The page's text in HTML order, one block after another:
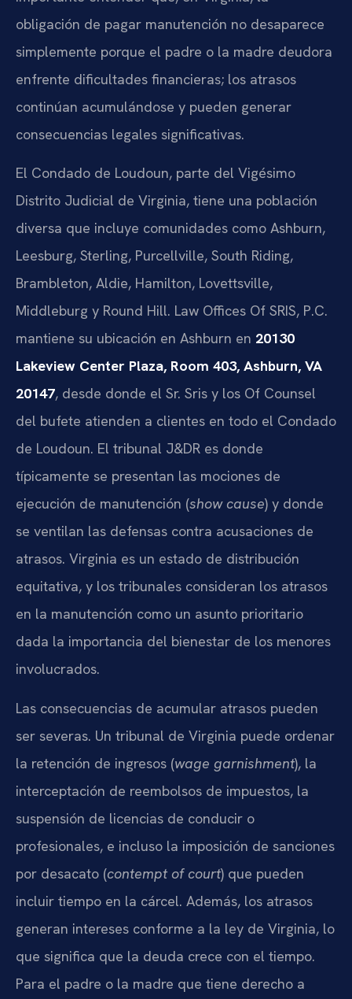
obligación de pagar manutención no desaparece
simplemente porque el padre o la madre deudora
enfrente dificultades financieras; los atrasos
continúan acumulándose y pueden generar
consecuencias legales significativas.
El Condado de Loudoun, parte del Vigésimo
Distrito Judicial de Virginia, tiene una población
diversa que incluye comunidades como Ashburn,
Leesburg, Sterling, Purcellville, South Riding,
Brambleton, Aldie, Hamilton, Lovettsville,
Middleburg y Round Hill. Law Offices Of SRIS, P.C.
mantiene su ubicación en Ashburn en 20130
Lakeview Center Plaza, Room 403, Ashburn, VA
20147, desde donde el Sr. Sris y los Of Counsel
del bufete atienden a clientes en todo el Condado
de Loudoun. El tribunal J&DR es donde
típicamente se presentan las mociones de
ejecución de manutención (show cause) y donde
se ventilan las defensas contra acusaciones de
atrasos. Virginia es un estado de distribución
equitativa, y los tribunales consideran los atrasos
en la manutención como un asunto prioritario
dada la importancia del bienestar de los menores
involucrados.
Las consecuencias de acumular atrasos pueden
ser severas. Un tribunal de Virginia puede ordenar
la retención de ingresos (wage garnishment), la
interceptación de reembolsos de impuestos, la
suspensión de licencias de conducir o
profesionales, e incluso la imposición de sanciones
por desacato (contempt of court) que pueden
incluir tiempo en la cárcel. Además, los atrasos
generan intereses conforme a la ley de Virginia, lo
que significa que la deuda crece con el tiempo.
Para el padre o la madre que tiene derecho a